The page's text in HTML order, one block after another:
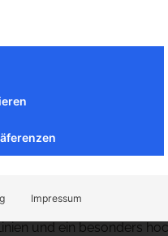
sich die Palisaden ideal
und ein besonders
Impressum